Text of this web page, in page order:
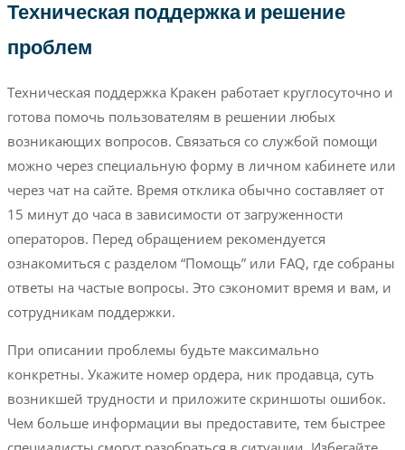
Техническая поддержка и решение
проблем
Техническая поддержка Кракен работает круглосуточно и
готова помочь пользователям в решении любых
возникающих вопросов. Связаться со службой помощи
можно через специальную форму в личном кабинете или
через чат на сайте. Время отклика обычно составляет от
15 минут до часа в зависимости от загруженности
операторов. Перед обращением рекомендуется
ознакомиться с разделом “Помощь” или FAQ, где собраны
ответы на частые вопросы. Это сэкономит время и вам, и
сотрудникам поддержки.
При описании проблемы будьте максимально
конкретны. Укажите номер ордера, ник продавца, суть
возникшей трудности и приложите скриншоты ошибок.
Чем больше информации вы предоставите, тем быстрее